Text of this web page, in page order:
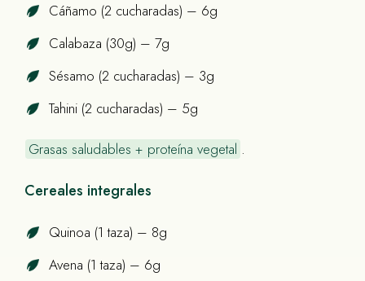
Cáñamo (2 cucharadas) – 6g
Calabaza (30g) – 7g
Sésamo (2 cucharadas) – 3g
Tahini (2 cucharadas) – 5g
Grasas saludables + proteína vegetal .
Cereales integrales
Quinoa (1 taza) – 8g
Avena (1 taza) – 6g